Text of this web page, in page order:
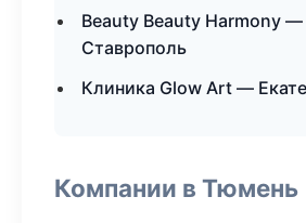
Beauty Beauty Harmony —
Ставрополь
Клиника Glow Art —
Компании в Тюмень